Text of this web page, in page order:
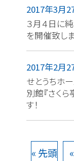
2017年3月
３月４日に
を開催致し
2017年2月
せとうちホ
別館『さく
す！
« 先頭 «